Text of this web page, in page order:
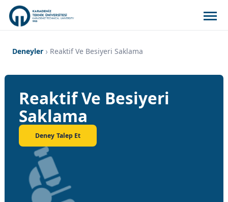
Deneyler Reaktif Ve Besiyeri Saklama
Reaktif Ve Besiyeri
Saklama
Deney Talep Et